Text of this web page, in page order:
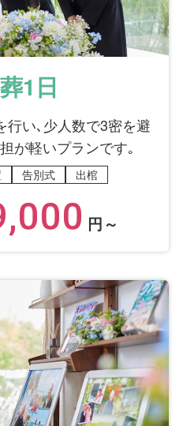
1日
行い､少人数で3密を避
が軽いプランです｡
告別式 出棺
円～